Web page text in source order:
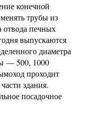
конечной
трубы из
отвода печных
выпускаются
диаметра
— 500, 1000
проходит
здания.
посадочное